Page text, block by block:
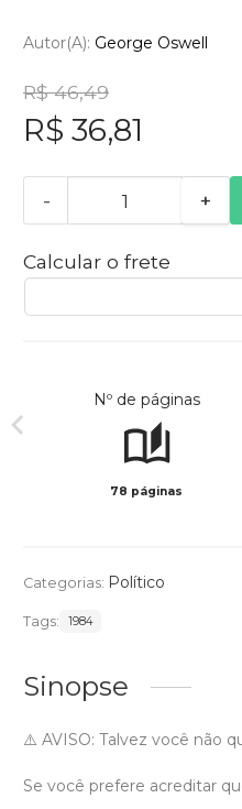
Autor(a): George Oswell
R$ 46,49
R$ 36,81
- +
Calcular o frete
Nº de páginas
78 páginas
Categorias: Político
Tags: 1984
Sinopse
⚠️ AVISO: Talvez você não
Se você prefere acreditar